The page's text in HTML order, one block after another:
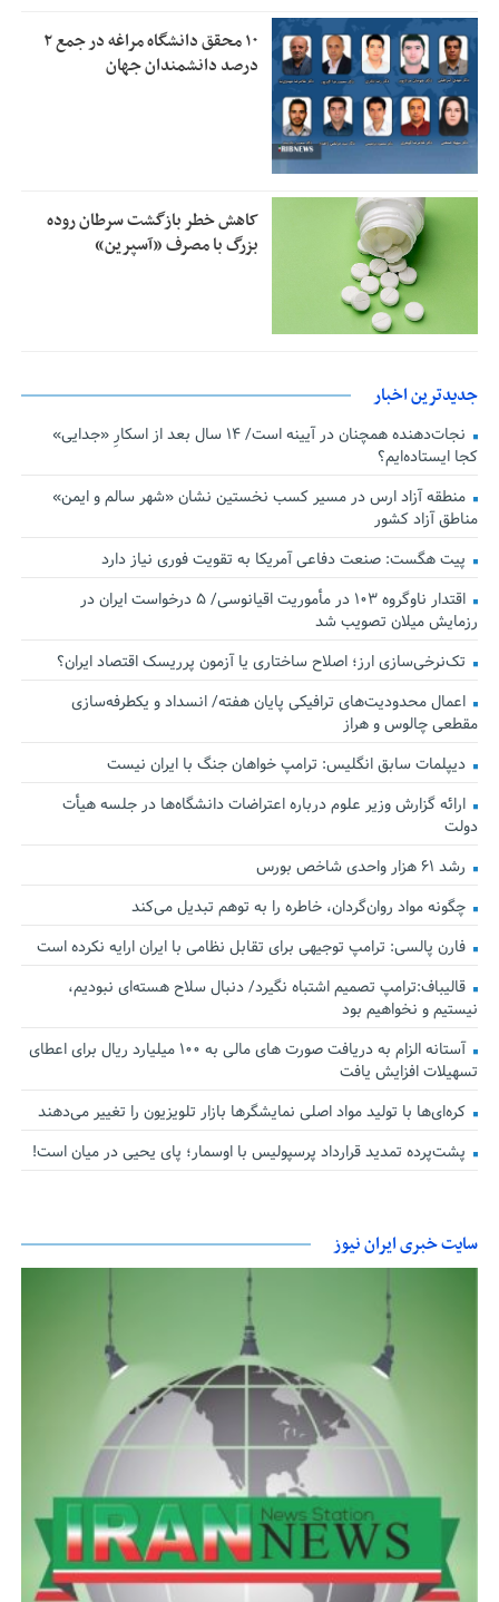
۱۰ محقق دانشگاه مراغه در جمع ۲
درصد دانشمندان جهان
کاهش خطر بازگشت سرطان روده
بزرگ با مصرف «آسپرین»
جدیدترین اخبار
نجات‌دهنده‌ همچنان در آیینه است/ ۱۴ سال بعد از اسکارِ «جدایی»
کجا ایستاده‌ایم؟
منطقه آزاد ارس در مسیر کسب نخستین نشان «شهر سالم و ایمن»
مناطق آزاد کشور
پیت هگست: صنعت دفاعی آمریکا به تقویت فوری نیاز دارد
اقتدار ناوگروه ۱۰۳ در مأموریت‌ اقیانوسی/ ۵ درخواست ایران در
رزمایش میلان تصویب شد
تک‌نرخی‌سازی ارز؛ اصلاح ساختاری یا آزمون پرریسک اقتصاد ایران؟
اعمال محدودیت‌های ترافیکی پایان هفته/ انسداد و یکطرفه‌سازی
مقطعی چالوس و هراز
دیپلمات سابق انگلیس:‌ ترامپ خواهان جنگ با ایران نیست
ارائه گزارش وزیر علوم درباره اعتراضات دانشگاه‌ها در جلسه هیأت
دولت
رشد ۶۱ هزار واحدی شاخص بورس
چگونه مواد روان‌گردان، خاطره را به توهم تبدیل می‌کند
فارن پالسی: ترامپ توجیهی برای تقابل نظامی با ایران ارایه نکرده است
قالیباف:ترامپ تصمیم اشتباه نگیرد/ دنبال سلاح هسته‌ای نبودیم،
نیستیم و نخواهیم بود
آستانه الزام به دریافت صورت های مالی به ۱۰۰ میلیارد ریال برای اعطای
تسهیلات افزایش یافت
کره‌ای‌ها با تولید مواد اصلی نمایشگرها بازار تلویزیون را تغییر می‌دهند
پشت‌پرده تمدید قرارداد پرسپولیس با اوسمار؛ پای یحیی در میان است!
سایت خبری ایران نیوز